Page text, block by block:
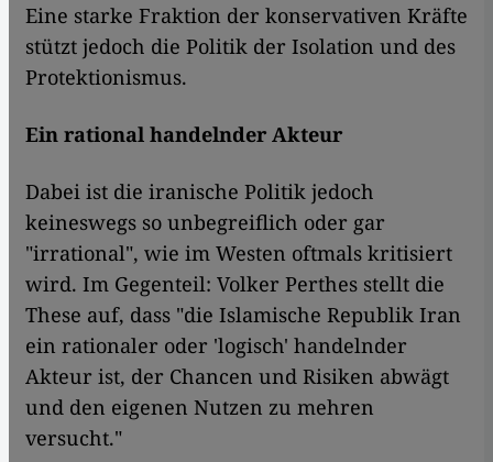
Eine starke Fraktion der konservativen Kräfte
stützt jedoch die Politik der Isolation und des
Protektionismus.
Ein rational handelnder Akteur
Dabei ist die iranische Politik jedoch
keineswegs so unbegreiflich oder gar
"irrational", wie im Westen oftmals kritisiert
wird. Im Gegenteil: Volker Perthes stellt die
These auf, dass "die Islamische Republik Iran
ein rationaler oder 'logisch' handelnder
Akteur ist, der Chancen und Risiken abwägt
und den eigenen Nutzen zu mehren
versucht."